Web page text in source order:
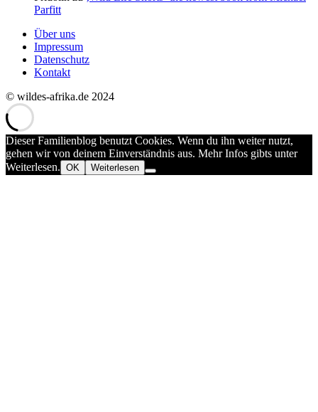
Parfitt
Über uns
Impressum
Datenschutz
Kontakt
© wildes-afrika.de 2024
Dieser Familienblog benutzt Cookies. Wenn du ihn weiter nutzt,
gehen wir von deinem Einverständnis aus. Mehr Infos gibts unter
Weiterlesen. OK Weiterlesen